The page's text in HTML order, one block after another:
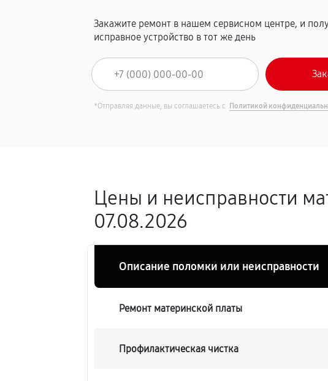
Закажите ремонт в нашем сервисном центре, и
исправное устройство в тот же день
*Отправляя данные, вы соглашаетесь с Политикой
Цены и неисправности
07.08.2026
Описание поломки или неисправности
Ремонт материнской платы
Профилактическая чистка